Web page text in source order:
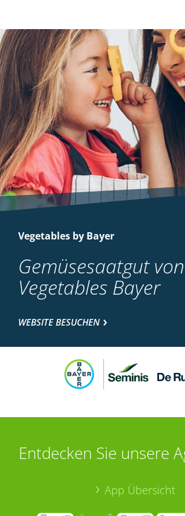
Vegetables by Bayer
Gemüsesaatgut von
Vegetables Bayer
WEBSITE BESUCHEN
Entdecken Sie unsere
App Übersicht